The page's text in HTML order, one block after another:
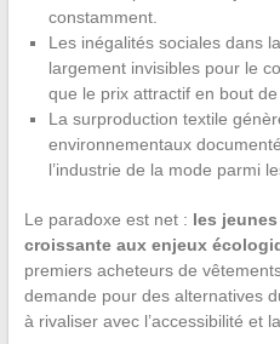
constamment.
Les inégalités sociales dans
largement invisibles pour le
que le prix attractif en bout de
La surproduction textile
environnementaux
l’industrie de la mode parmi
Le paradoxe est net : les
croissante aux enjeux
premiers acheteurs de
demande pour des alternatives
à rivaliser avec l’accessibilité et